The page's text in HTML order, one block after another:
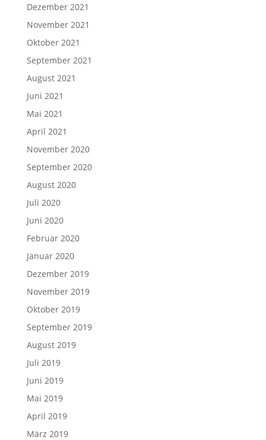
Dezember 2021
November 2021
Oktober 2021
September 2021
August 2021
Juni 2021
Mai 2021
April 2021
November 2020
September 2020
August 2020
Juli 2020
Juni 2020
Februar 2020
Januar 2020
Dezember 2019
November 2019
Oktober 2019
September 2019
August 2019
Juli 2019
Juni 2019
Mai 2019
April 2019
März 2019